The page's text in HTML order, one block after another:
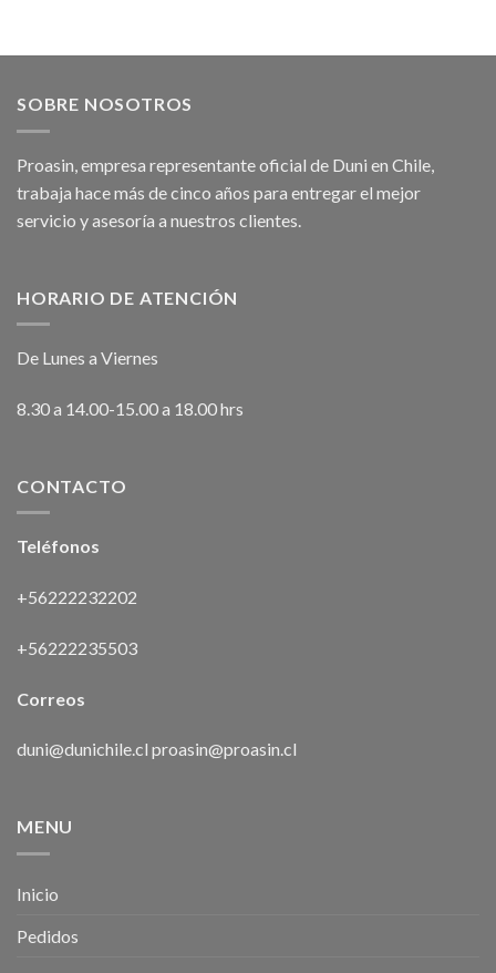
SOBRE NOSOTROS
Proasin, empresa representante oficial de Duni en Chile,
trabaja hace más de cinco años para entregar el mejor
servicio y asesoría a nuestros clientes.
HORARIO DE ATENCIÓN
De Lunes a Viernes
8.30 a 14.00-15.00 a 18.00 hrs
CONTACTO
Teléfonos
+56222232202
+56222235503
Correos
duni@dunichile.cl proasin@proasin.cl
MENU
Inicio
Pedidos